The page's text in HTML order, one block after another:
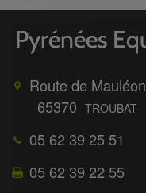
Route de Mauléon
65370 TROUBAT
05 62 39 25 51
05 62 39 22 55